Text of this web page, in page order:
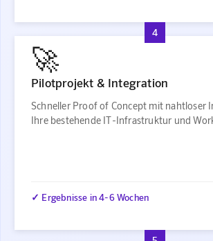
4
🚀
Pilotprojekt & Integration
Schneller Proof of Concept mit nahtloser
Ihre bestehende IT-Infrastruktur und
✓ Ergebnisse in 4-6 Wochen